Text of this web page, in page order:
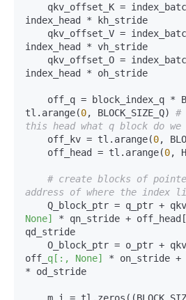
index_head * kh_stride
index_head * vh_stride
index_head * oh_stride
tl.arange(0, BLOCK_SIZE_Q) #
this head what q block do
    off_kv = tl.arange(
0,
    off_head = tl.arange(
0,
# create blocks of
address of where the
Q_block_ptr = q_ptr +
None]
* qn_stride +
qd_stride
off_ q[:, None]
* on_stride +
* od_stride